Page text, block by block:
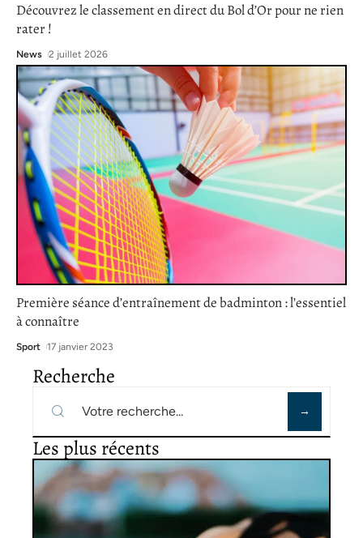
Découvrez le classement en direct du Bol d’Or pour ne rien
rater !
News 2 juillet 2026
Première séance d’entraînement de badminton : l’essentiel
à connaître
Sport 17 janvier 2023
Recherche
Les plus récents